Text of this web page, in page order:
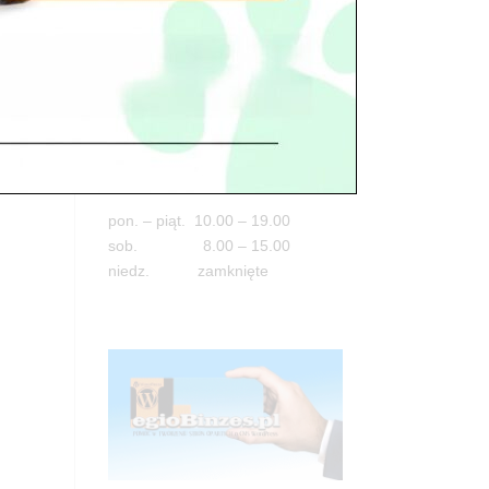
05-100 Nowy Dwór Mazowiecki
tel. 503 900 215
pon. – piąt. 10.00 – 19.00
sob. 8.00 – 15.00
niedz. zamknięte